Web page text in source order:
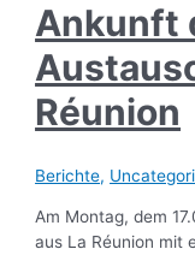
Ankunft
Réunion
Berichte,
Am Montag, dem
aus La Réunion mit